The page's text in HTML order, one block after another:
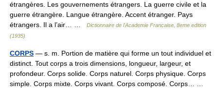
étrangères. Les gouvernements étrangers. La guerre civile et la
guerre étrangère. Langue étrangère. Accent étranger. Pays
étrangers. Il a l’air… …
Dictionnaire de l'Academie Francaise, 8eme edition
(1935)
CORPS — s. m. Portion de matière qui forme un tout individuel et
distinct. Tout corps a trois dimensions, longueur, largeur, et
profondeur. Corps solide. Corps naturel. Corps physique. Corps
simple. Corps mixte. Corps vivant. Corps composé. Corps… …